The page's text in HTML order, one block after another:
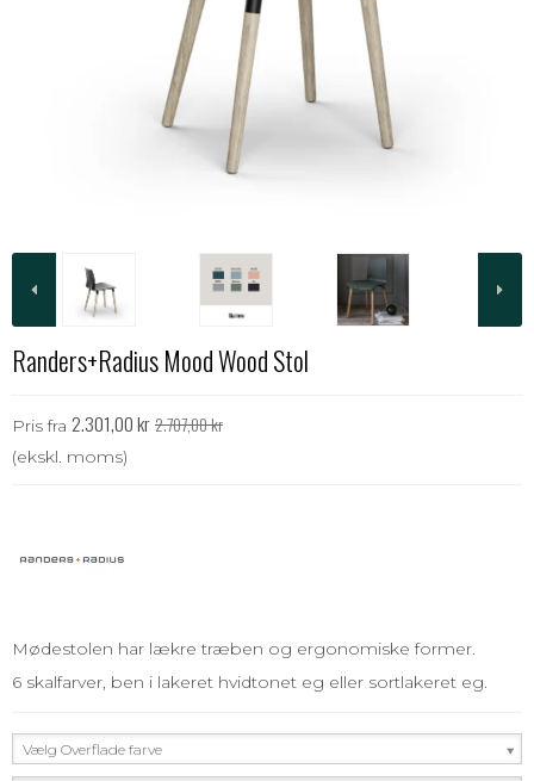
Randers+Radius Mood Wood Stol
Pris fra 2.301,00 kr2.707,00 kr
(ekskl. moms)
Mødestolen har lækre træben og ergonomiske former.
6 skalfarver, ben i lakeret hvidtonet eg eller sortlakeret eg.
Vælg Overflade farve